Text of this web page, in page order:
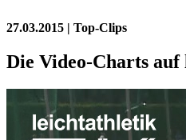
27.03.2015 | Top-Clips
Die Video-Charts